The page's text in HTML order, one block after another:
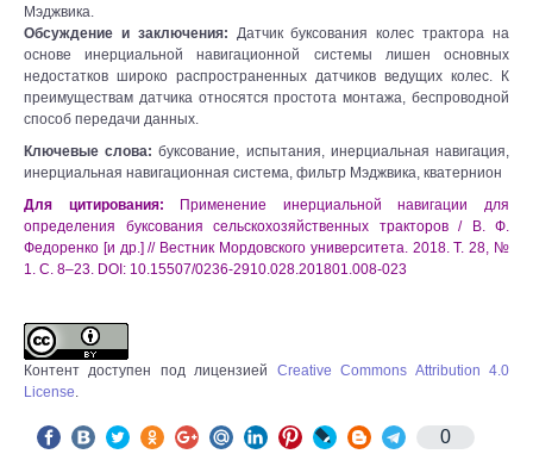
Мэджвика.
Обсуждение и заключения: Датчик буксования колес трактора на
основе инерциальной навигационной системы лишен основных
недостатков широко распространенных датчиков ведущих колес. К
преимуществам датчика относятся простота монтажа, беспроводной
способ передачи данных.
Ключевые слова: буксование, испытания, инерциальная навигация,
инерциальная навигационная система, фильтр Мэджвика, кватернион
Для цитирования:
Применение инерциальной навигации для
определения буксования сельскохозяйственных тракторов / В. Ф.
Федоренко [и др.] // Вестник Мордовского университета. 2018. Т. 28, №
1. С. 8–23. DOI: 10.15507/0236-2910.028.201801.008-023
Контент доступен под лицензией Creative Commons Attribution 4.0
License.
0